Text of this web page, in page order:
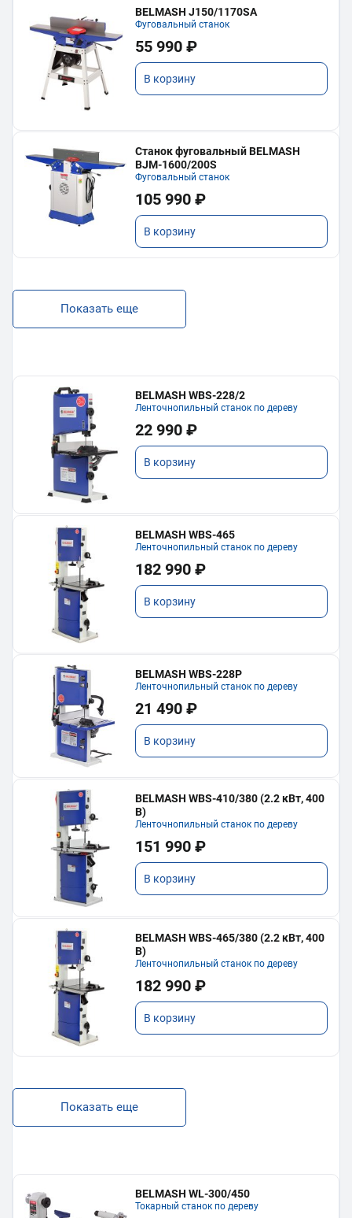
BELMASH J150/1170SA
Фуговальный станок
55 990 ₽
В корзину
Станок фуговальный BELMASH
BJM-1600/200S
Фуговальный станок
105 990 ₽
В корзину
Показать еще
BELMASH WBS-228/2
Ленточнопильный станок по дереву
22 990 ₽
В корзину
BELMASH WBS-465
Ленточнопильный станок по дереву
182 990 ₽
В корзину
BELMASH WBS-228P
Ленточнопильный станок по дереву
21 490 ₽
В корзину
BELMASH WBS-410/380 (2.2 кВт, 400
В)
Ленточнопильный станок по дереву
151 990 ₽
В корзину
BELMASH WBS-465/380 (2.2 кВт, 400
В)
Ленточнопильный станок по дереву
182 990 ₽
В корзину
Показать еще
BELMASH WL-300/450
Токарный станок по дереву